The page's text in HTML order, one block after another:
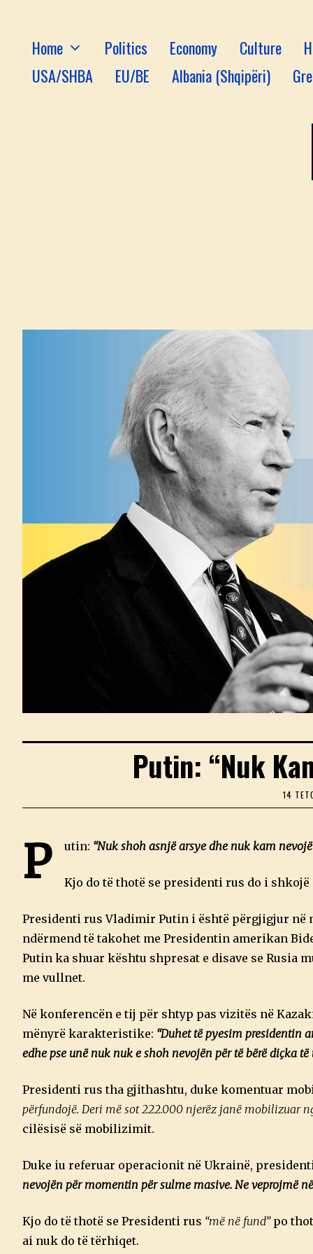
Home Politics Economy Culture
USA/SHBA
EU/BE Albania (Shqipëri)
Putin: “Nuk
14
P utin: “Nuk shoh asnjë arsye dhe nuk kam
Kjo do të thotë se presidenti rus do i shkojë
Presidenti rus Vladimir Putin i është përgjigjur në
ndërmend të takohet me Presidentin amerikan
Putin ka shuar kështu shpresat e disave se Rusia
me vullnet.
Në konferencën e tij për shtyp pas vizitës në
mënyrë karakteristike: “Duhet të pyesim presidentin
edhe pse unë nuk nuk e shoh nevojën për të bërë diçka
Presidenti rus tha gjithashtu, duke komentuar
përfundojë. Deri më sot 222.000 njerëz janë mobilizuar
cilësisë së mobilizimit.
Duke iu referuar operacionit në Ukrainë,
nevojën për momentin për sulme masive. Ne veprojmë
Kjo do të thotë se Presidenti rus “më në fund”po
ai nuk do të tërhiqet.